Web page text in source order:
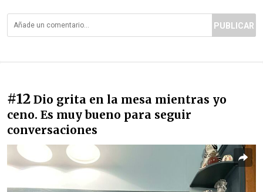
PUBLICAR
#12 Dio grita en la mesa mientras yo
ceno. Es muy bueno para seguir
conversaciones